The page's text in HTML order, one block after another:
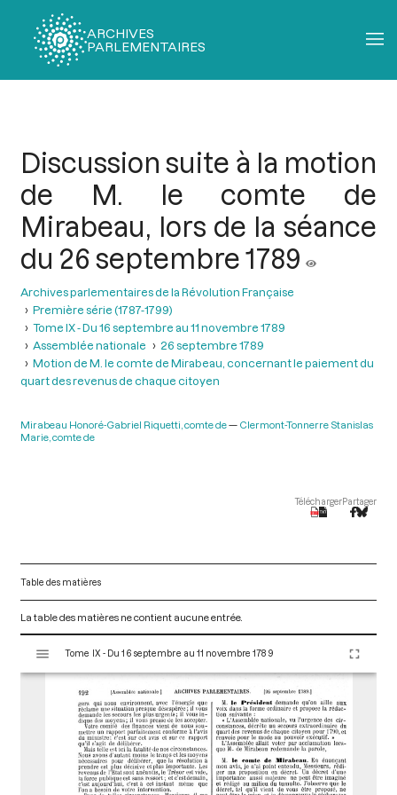
ARCHIVES
PARLEMENTAIRES
Discussion suite à la motion
de M. le comte de
Mirabeau, lors de la séance
du 26 septembre 1789
Archives parlementaires de la Révolution Française
Première série (1787-1799)
Tome IX - Du 16 septembre au 11 novembre 1789
Assemblée nationale
26 septembre 1789
Motion de M. le comte de Mirabeau, concernant le paiement du
quart des revenus de chaque citoyen
Mirabeau Honoré-Gabriel Riquetti, comte de
Clermont-Tonnerre Stanislas
Marie, comte de
TéléchargerPartager
Table des matières
La table des matières ne contient aucune entrée.
s
Tome IX - Du 16 septembre au 11 novembre 1789